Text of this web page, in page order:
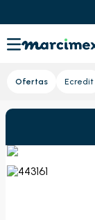
Ofertas Ecredit